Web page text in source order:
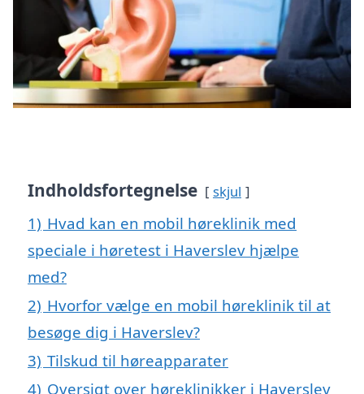
Indholdsfortegnelse skjul
1) Hvad kan en mobil høreklinik med
speciale i høretest i Haverslev hjælpe
med?
2) Hvorfor vælge en mobil høreklinik til at
besøge dig i Haverslev?
3) Tilskud til høreapparater
4) Oversigt over høreklinikker i Haverslev